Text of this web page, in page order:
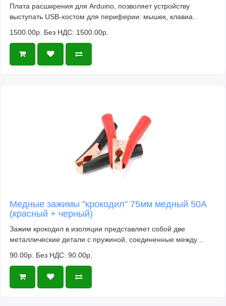
Плата расширения для Arduino, позволяет устройству
выступать USB-хостом для периферии: мышек, клавиа..
1500.00р. Без НДС: 1500.00р.
Медные зажимы "крокодил" 75мм медный 50A
(красный + черный)
Зажим крокодил в изоляции представляет собой две
металлические детали с пружиной, соединенные между ..
90.00р. Без НДС: 90.00р.